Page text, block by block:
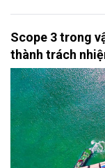
Scope 3 trong
thành trách